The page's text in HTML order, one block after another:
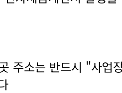
주소는 반드시 "사업